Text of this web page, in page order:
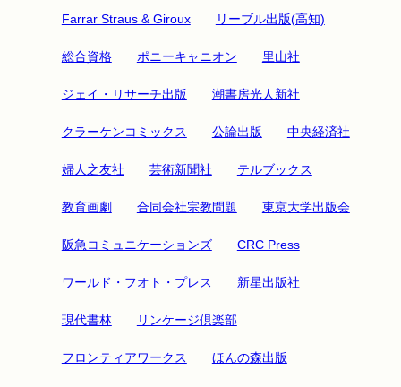
Farrar Straus & Giroux リーブル出版(高知)
総合資格 ポニーキャニオン 里山社
ジェイ・リサーチ出版 潮書房光人新社
クラーケンコミックス 公論出版 中央経済社
婦人之友社 芸術新聞社 テルブックス
教育画劇 合同会社宗教問題 東京大学出版会
阪急コミュニケーションズ CRC Press
ワールド・フオト・プレス 新星出版社
現代書林 リンケージ倶楽部
フロンティアワークス ほんの森出版